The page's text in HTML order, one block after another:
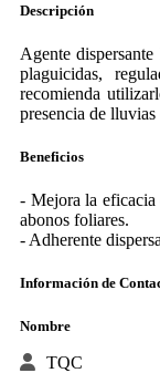
Descripción
Agente
plaguicidas,
recomienda
presencia de
Beneficios
- Mejora la eficacia
abonos foliares.
- Adherente
Información de
Nombre
TQC